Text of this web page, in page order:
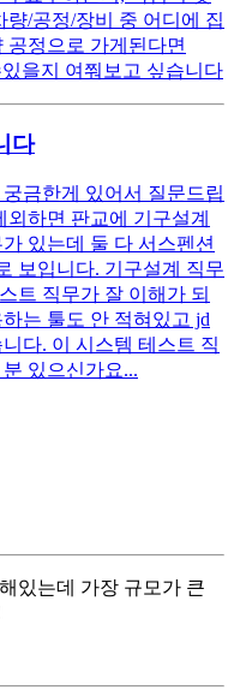
/공정/장비 중 어디에 집
공정으로 가게된다면
을지 여쭤보고 싶습니다
다
금한게 있어서 질문드립
하면 판교에 기구설계
있는데 둘 다 서스펜션
보입니다. 기구설계 직무
트 직무가 잘 이해가 되
는 툴도 안 적혀있고 jd
다. 이 시스템 테스트 직
있으신가요...
있는데 가장 규모가 큰